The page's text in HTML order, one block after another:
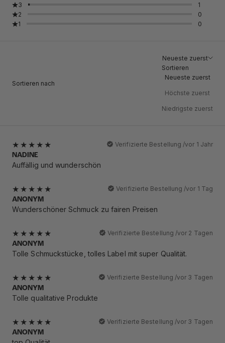
3
1
2
0
1
0
Sortieren nach
Neueste zuerst
Sortieren
Neueste zuerst
Höchste zuerst
Niedrigste zuerst
Verifizierte Bestellung /vor 1 Jahr
NADINE
Auffällig und wunderschön
Verifizierte Bestellung /vor 1 Tag
ANONYM
Wunderschöner Schmuck zu fairen Preisen
Verifizierte Bestellung /vor 2 Tagen
ANONYM
Tolle Schmuckstücke, tolles Label mit super Qualität.
Verifizierte Bestellung /vor 3 Tagen
ANONYM
Tolle qualitative Produkte
Verifizierte Bestellung /vor 3 Tagen
ANONYM